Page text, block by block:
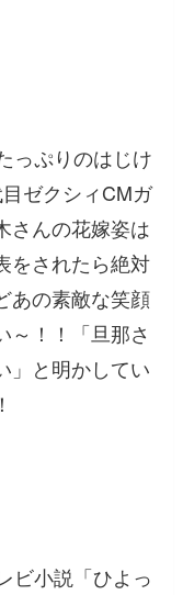
っぷりのはじけ
ゼクシィCMガ
さんの花嫁姿は
をされたら絶対
あの素敵な笑顔
～！！「旦那さ
」と明かしてい
ビ小説「ひよっ